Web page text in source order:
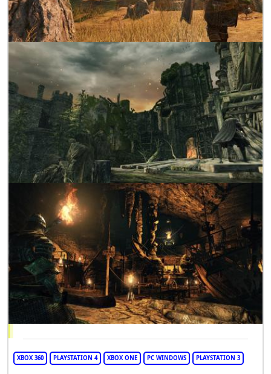
XBOX 360 PLAYSTATION 4 XBOX ONE PC WINDOWS PLAYSTATION 3